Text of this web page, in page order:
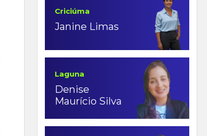
Criciúma
Janine Limas
Laguna
Denise
Maurício Silva